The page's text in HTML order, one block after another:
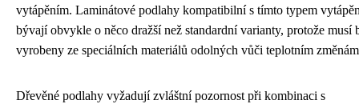
vytápěním. Laminátové podlahy kompatibilní s tímto typem
bývají obvykle o něco dražší než standardní varianty, protože musí
vyrobeny ze speciálních materiálů odolných vůči teplotním
Dřevěné podlahy vyžadují zvláštní pozornost při kombinaci s